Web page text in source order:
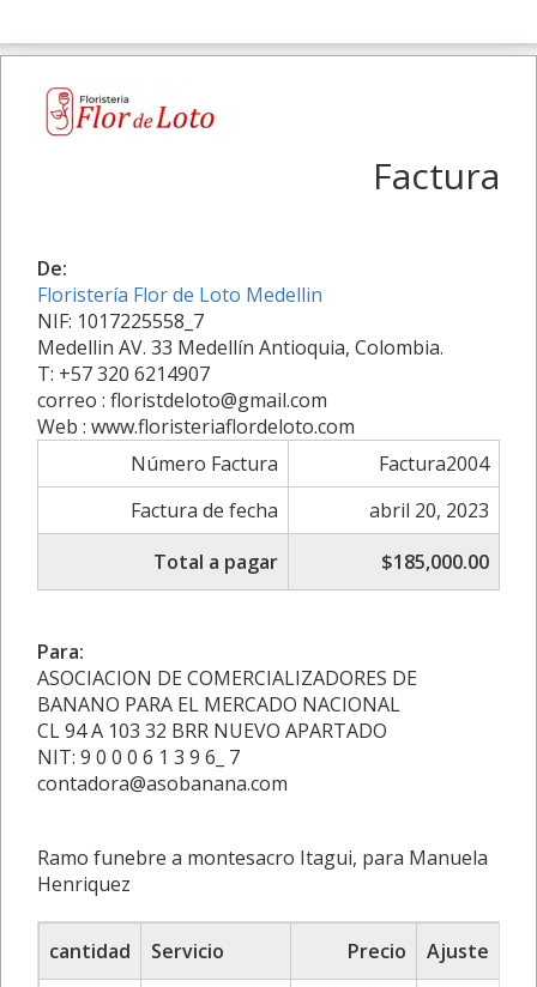
Factura
De:
Floristería Flor de Loto Medellin
NIF: 1017225558_7
Medellin AV. 33 Medellín Antioquia, Colombia.
T: +57 320 6214907
correo : floristdeloto@gmail.com
Web : www.floristeriaflordeloto.com
Número Factura
Factura2004
Factura de fecha
abril 20, 2023
Total a pagar
$185,000.00
Para:
ASOCIACION DE COMERCIALIZADORES DE
BANANO PARA EL MERCADO NACIONAL
CL 94 A 103 32 BRR NUEVO APARTADO
NIT: 9 0 0 0 6 1 3 9 6_ 7
contadora@asobanana.com
Ramo funebre a montesacro Itagui, para Manuela
Henriquez
cantidad Servicio Precio Ajuste